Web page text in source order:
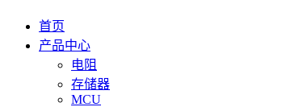
首页
产品中心
电阻
存储器
MCU